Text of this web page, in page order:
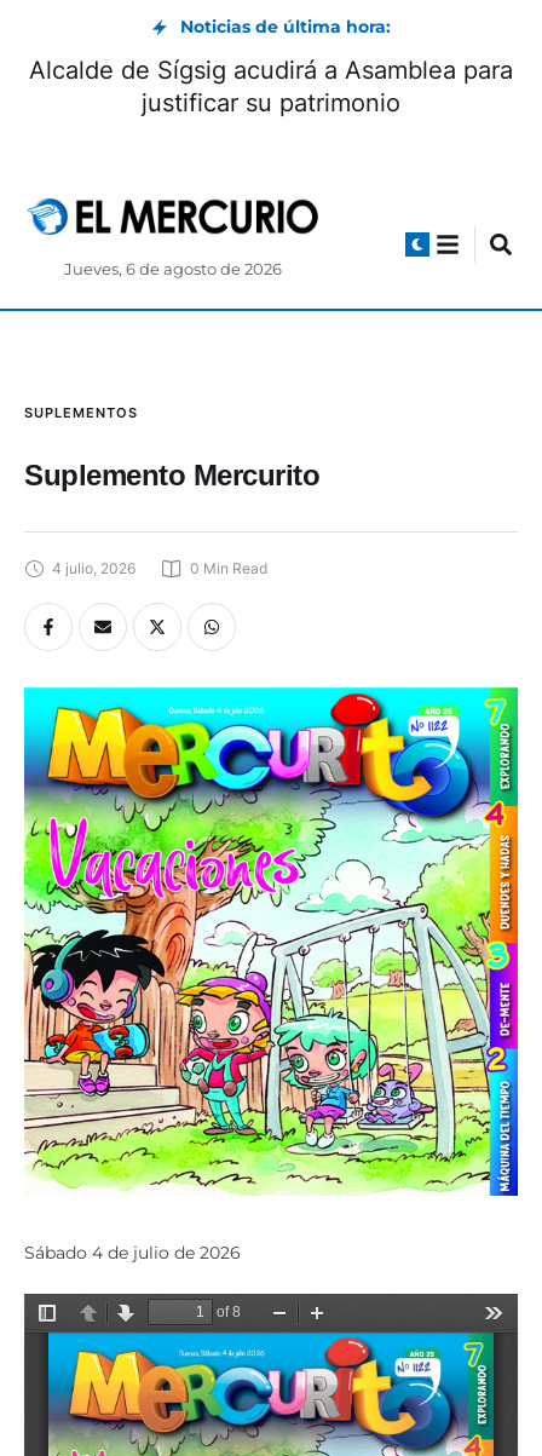
Noticias de última hora:
Alcalde de Sígsig acudirá a Asamblea para
justificar su patrimonio
Jueves, 6 de agosto de 2026
SUPLEMENTOS
Suplemento Mercurito
4 julio, 2026 0 Min Read
Sábado 4 de julio de 2026